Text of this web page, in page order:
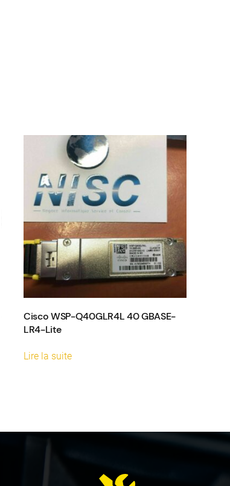
Cisco WSP-Q40GLR4L 40 GBASE-
LR4-Lite
Lire la suite